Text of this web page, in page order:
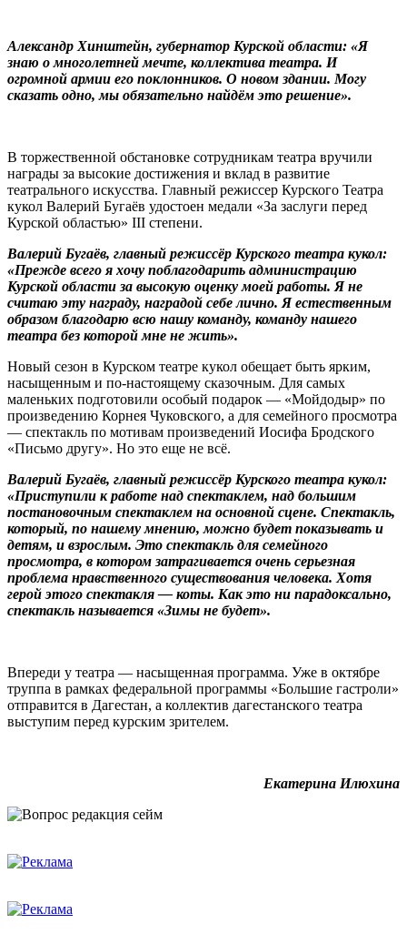
Александр Хинштейн, губернатор Курской области: «Я
знаю о многолетней мечте, коллектива театра. И
огромной армии его поклонников. О новом здании. Могу
сказать одно, мы обязательно найдём это решение».
В торжественной обстановке сотрудникам театра вручили
награды за высокие достижения и вклад в развитие
театрального искусства. Главный режиссер Курского Театра
кукол Валерий Бугаёв удостоен медали «За заслуги перед
Курской областью» III степени.
Валерий Бугаёв, главный режиссёр Курского театра кукол:
«Прежде всего я хочу поблагодарить администрацию
Курской области за высокую оценку моей работы. Я не
считаю эту награду, наградой себе лично. Я естественным
образом благодарю всю нашу команду, команду нашего
театра без которой мне не жить».
Новый сезон в Курском театре кукол обещает быть ярким,
насыщенным и по-настоящему сказочным. Для самых
маленьких подготовили особый подарок — «Мойдодыр» по
произведению Корнея Чуковского, а для семейного просмотра
— спектакль по мотивам произведений Иосифа Бродского
«Письмо другу». Но это еще не всё.
Валерий Бугаёв, главный режиссёр Курского театра кукол:
«Приступили к работе над спектаклем, над большим
постановочным спектаклем на основной сцене. Спектакль,
который, по нашему мнению, можно будет показывать и
детям, и взрослым. Это спектакль для семейного
просмотра, в котором затрагивается очень серьезная
проблема нравственного существования человека. Хотя
герой этого спектакля — коты. Как это ни парадоксально,
спектакль называется «Зимы не будет».
Впереди у театра — насыщенная программа. Уже в октябре
труппа в рамках федеральной программы «Большие гастроли»
отправится в Дагестан, а коллектив дагестанского театра
выступим перед курским зрителем.
Екатерина Илюхина